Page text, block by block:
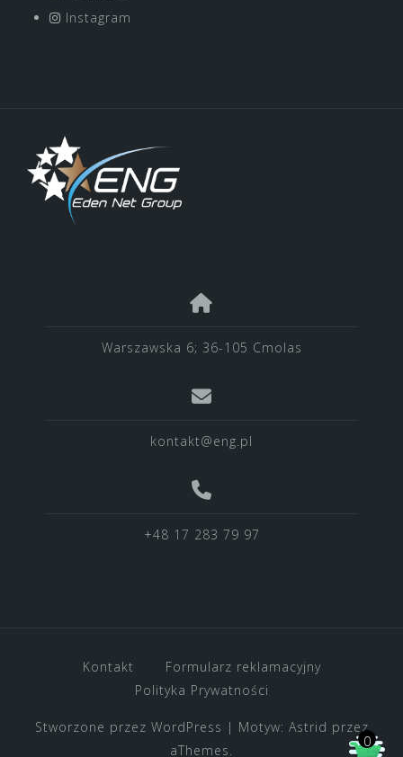
Instagram
Warszawska 6; 36-105 Cmolas
kontakt@eng.pl
+48 17 283 79 97
Kontakt
Formularz reklamacyjny
Polityka Prywatności
Stworzone przez WordPress | Motyw: Astrid przez
aThemes.
0